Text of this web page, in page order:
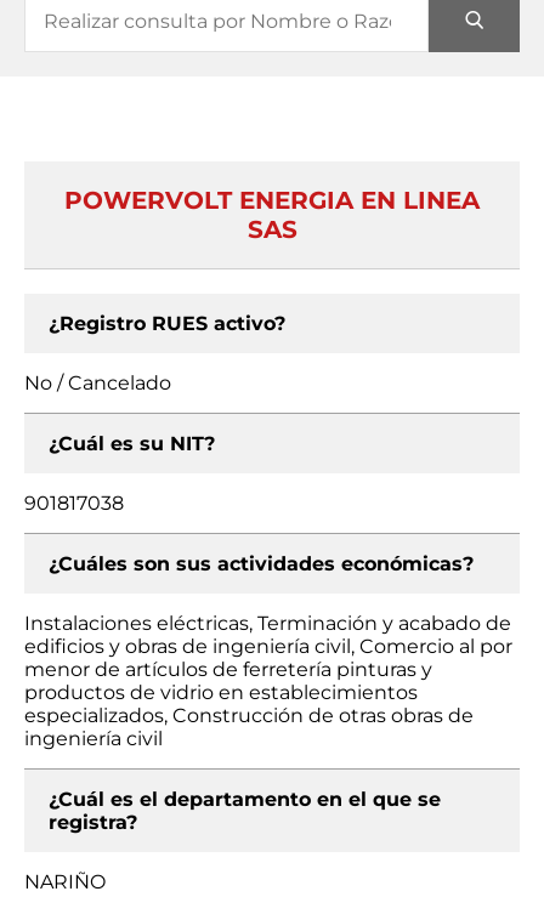
POWERVOLT ENERGIA EN LINEA
SAS
¿Registro RUES activo?
No / Cancelado
¿Cuál es su NIT?
901817038
¿Cuáles son sus actividades económicas?
Instalaciones eléctricas, Terminación y acabado de
edificios y obras de ingeniería civil, Comercio al por
menor de artículos de ferretería pinturas y
productos de vidrio en establecimientos
especializados, Construcción de otras obras de
ingeniería civil
¿Cuál es el departamento en el que se
registra?
NARIÑO